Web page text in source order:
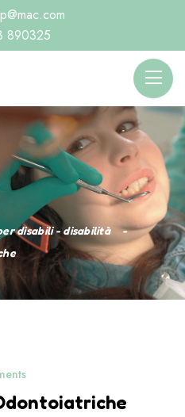
890325
disabili - disabilità